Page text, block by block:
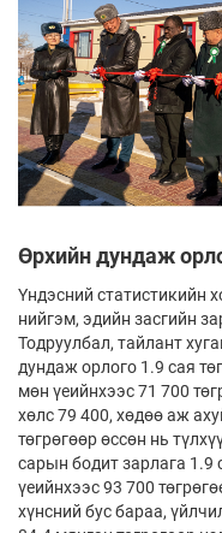
Өрхийн дундаж
Үндэсний статистикийн
нийгэм, эдийн засгийн
Тодруулбал, тайлант
дундаж орлого 1.9 сая
мөн үеийнхээс 71 700
хөлс 79 400, хөдөө аж
төгрөгөөр өссөн нь
сарын бодит зарлага 1.9
үеийнхээс 93 700
хүнсний бус бараа,